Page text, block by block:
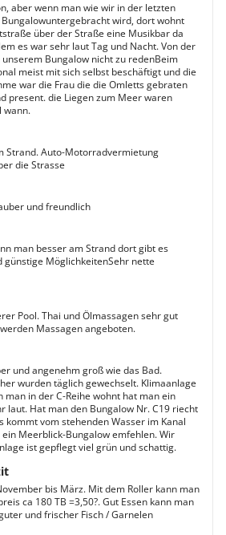
aber wenn man wie wir in der letzten
wird, dort wohnt
über der Straße eine Musikbar da
es war sehr laut Tag und Nacht. Von der
Bungalow nicht zu redenBeim
meist mit sich selbst beschäftigt und die
war die Frau die die Omletts gebraten
present. die Liegen zum Meer waren
wann.
Strand. Auto-Motorradvermietung
die Strasse
und freundlich
man besser am Strand dort gibt es
günstige MöglichkeitenSehr nette
Pool. Thai und Ölmassagen sehr gut
Massagen angeboten.
und angenehm groß wie das Bad.
wurden täglich gewechselt. Klimaanlage
man in der C-Reihe wohnt hat man ein
laut. Hat man den Bungalow Nr. C19 riecht
kommt vom stehenden Wasser im Kanal
Meerblick-Bungalow emfehlen. Wir
ist gepflegt viel grün und schattig.
bis März. Mit dem Roller kann man
ca 180 TB =3,50?. Gut Essen kann man
und frischer Fisch / Garnelen